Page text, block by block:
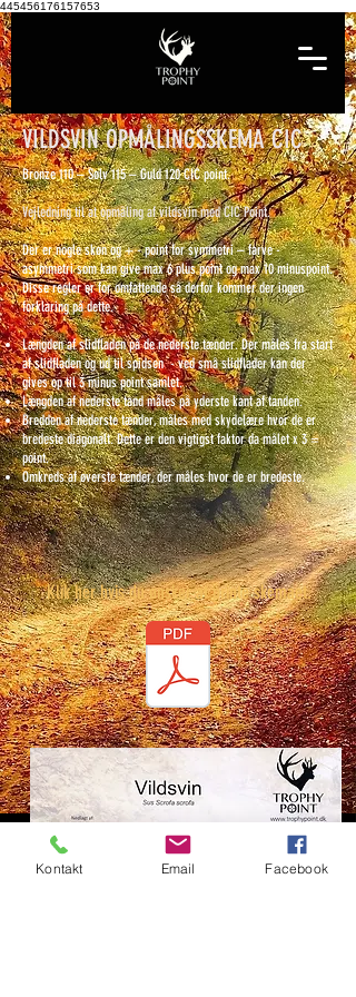
445456176157653
VILDSVIN OPMÅLINGSSKEMA CIC
Bronze 110 – Sølv 115 – Guld 120 CIC point.
Vejledning til at opmåling af vildsvin med CIC Point.
Der er nogle skøn og + - point for symmetri – farve -
asymmetri som kan give max 6 plus point og max 10 minuspoint.
Disse regler er for omfattende så derfor kommer der ingen
forklaring på dette.
Længden af slidfladen på de nederste tænder. Der måles fra start
af slidfladen og ud til spidsen - ved små slidflader kan der
gives op til 3 minus point samlet.
Længden af nederste tand måles på yderste kant af tanden.
Bredden af nederste tænder, måles med skydelære hvor de er
bredeste diagonalt. Dette er den vigtigst faktor da målet x 3 =
point.
Omkreds af øverste tænder, der måles hvor de er bredeste. ​
Klik her hvis du ønsker at printe skemaet.
Kontakt Email Facebook